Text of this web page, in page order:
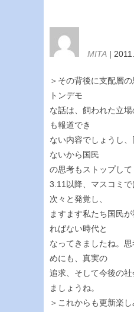
MITA |
＞その背後に支配層
トンデモ
な話は、飼われた立
も報道でき
ない内容でしょうし
ないから国民
の思考もストップして
3.11以降、マスコミ
次々と発覚し、
ますます私たち国民
ればない時代と
なってきましたね。
めにも、真実の
追求、そして今後の
ましょうね。
＞これからも更新楽し